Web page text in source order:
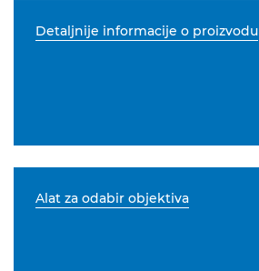
Detaljnije informacije o proizvodu
Alat za odabir objektiva